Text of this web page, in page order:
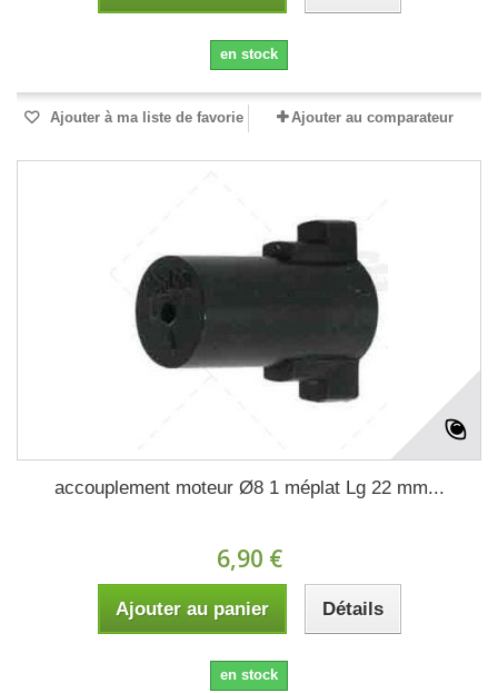
en stock
Ajouter à ma liste de favorie Ajouter au comparateur
accouplement moteur Ø8 1 méplat Lg 22 mm...
6,90 €
Ajouter au panier Détails
en stock